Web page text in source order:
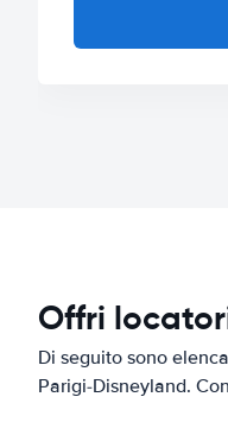
Offri
Di seguito sono
Parigi-Disneyland.